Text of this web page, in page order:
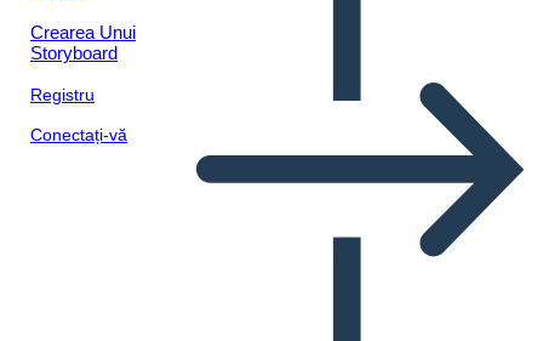
Crearea Unui
Storyboard
Registru
Conectați-vă